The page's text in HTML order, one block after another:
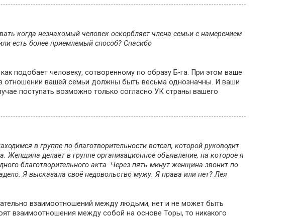
когда незнакомый человек оскорбляет члена семьи с намерением
есть более приемлемый способ? Спасибо
подобает человеку, сотворенному по образу Б-га. При этом ваше
отношении вашей семьи должны быть весьма однозначны. И ваши
поступать возможно только согласно УК страны вашего
в группе по благотворительности вотсап, которой руководит
делает в группе организационное объявление, на которое я
благотворительного акта. Через пять минут женщина звонит по
Я высказала своё недовольство мужу. Я права или нет? Лея
взаимоотношений между людьми, нет и не может быть
взаимоотношения между собой на основе Торы, то никакого